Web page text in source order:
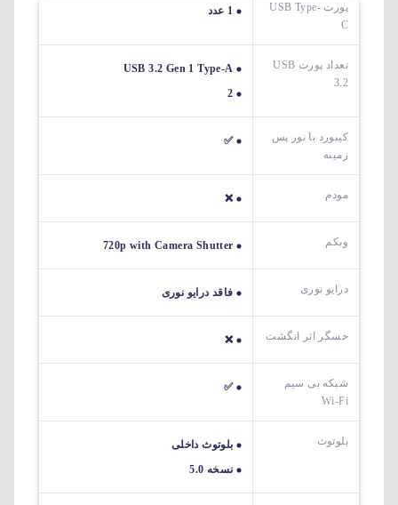
پورت USB Type-
C
1 عدد
تعداد پورت USB
3.2
USB 3.2 Gen 1 Type-A
2
کیبورد با نور پس
زمینه
✅
مودم ❌
وبکم 720p with Camera Shutter
درایو نوری فاقد درایو نوری
حسگر اثر انگشت ❌
شبکه بی سیم
Wi-Fi
✅
بلوتوث
بلوتوث داخلی
نسخه 5.0